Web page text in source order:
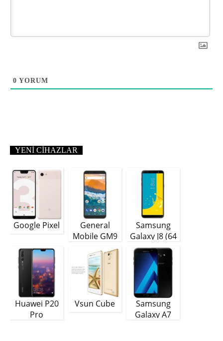
0 YORUM
YENI CIHAZLAR
Google Pixel
General
Mobile GM9
Samsung
Galaxy J8 (64
GB)
Huawei P20
Pro
Vsun Cube
Samsung
Galaxy A7